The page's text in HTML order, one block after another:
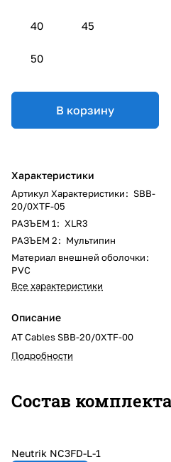
40 45
50
В корзину
Характеристики
Артикул Характеристики: SBB-
20/0XTF-05
РАЗЪЕМ 1: XLR3
РАЗЪЕМ 2: Мультипин
Материал внешней оболочки:
PVC
Все характеристики
Описание
AT Cables SBB-20/0XTF-00
Подробности
Состав комплекта
Neutrik NC3FD-L-1